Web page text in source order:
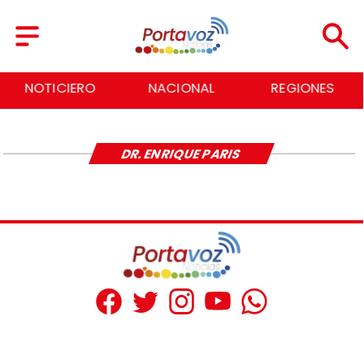
NOTICIERO NACIONAL REGIONES
DR. ENRIQUE PARIS